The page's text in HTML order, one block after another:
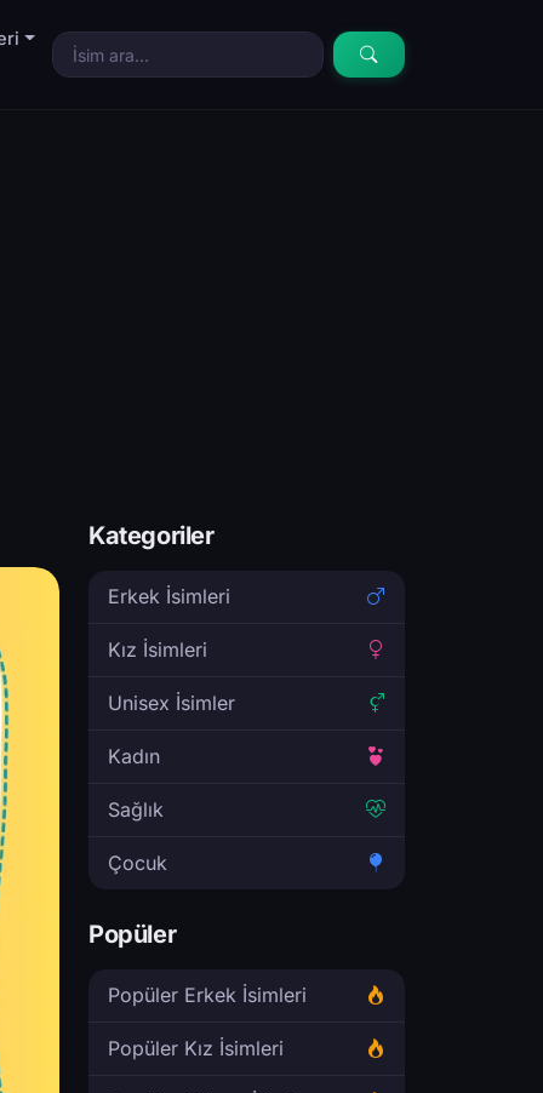
Kategoriler
Erkek İsimleri
Kız İsimleri
Unisex İsimler
Kadın
Sağlık
Çocuk
Popüler
Popüler Erkek İsimleri
Popüler Kız İsimleri